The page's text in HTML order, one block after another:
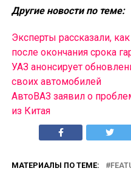
Другие новости по теме:
Эксперты рассказали,
после окончания срока
УАЗ анонсирует
своих автомобилей
АвтоВАЗ заявил о
из Китая
МАТЕРИАЛЫ ПО ТЕМЕ: